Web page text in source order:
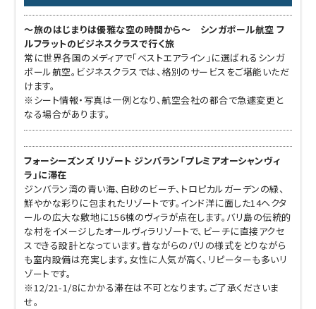
～旅のはじまりは優雅な空の時間から～ シンガポール航空 フ
ルフラットのビジネスクラスで行く旅
常に世界各国のメディアで「ベストエアライン」に選ばれるシンガ
ポール航空。ビジネスクラスでは、格別のサービスをご堪能いただ
けます。
※シート情報・写真は一例となり、航空会社の都合で急遽変更と
なる場合があります。
フォーシーズンズ リゾート ジンバラン「プレミアオーシャンヴィ
ラ」に滞在
ジンバラン湾の青い海、白砂のビーチ、トロピカルガーデンの緑、
鮮やかな彩りに包まれたリゾートです。インド洋に面した14ヘクタ
ールの広大な敷地に156棟のヴィラが点在します。バリ島の伝統的
な村をイメージしたオールヴィラリゾートで、ビーチに直接アクセ
スできる設計となっています。昔ながらのバリの様式をとりながら
も室内設備は充実します。女性に人気が高く、リピーターも多いリ
ゾートです。
※12/21-1/8にかかる滞在は不可となります。ご了承くださいま
せ。